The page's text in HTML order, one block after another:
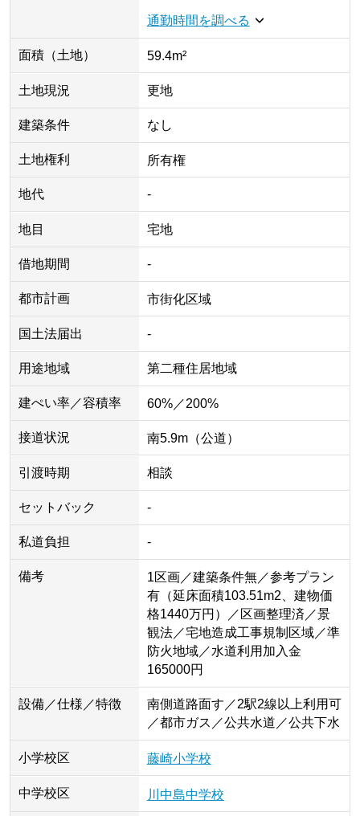
通勤時間を調べる
面積（土地） 59.4m²
土地現況 更地
建築条件 なし
土地権利 所有権
地代 -
地目 宅地
借地期間 -
都市計画 市街化区域
国土法届出 -
用途地域 第二種住居地域
建ぺい率／容積率 60%／200%
接道状況 南5.9m（公道）
引渡時期 相談
セットバック -
私道負担 -
備考
1区画／建築条件無／参考プラン
有（延床面積103.51m2、建物価
格1440万円）／区画整理済／景
観法／宅地造成工事規制区域／準
防火地域／水道利用加入金
165000円
設備／仕様／特徴
南側道路面す／2駅2線以上利用可
／都市ガス／公共水道／公共下水
小学校区 藤崎小学校
中学校区 川中島中学校